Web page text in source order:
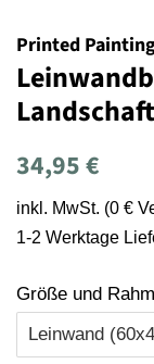
Printed
Normaler
34,95 €
inkl. MwSt. (0 €
1-2 Werktage
Größe und